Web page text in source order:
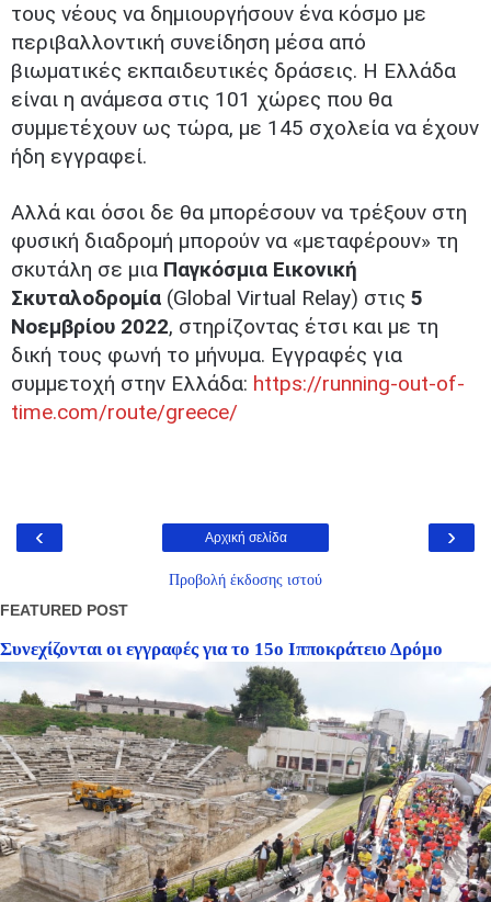
τους νέους να δημιουργήσουν ένα κόσμο με
περιβαλλοντική συνείδηση μέσα από
βιωματικές εκπαιδευτικές δράσεις. Η Ελλάδα
είναι η ανάμεσα στις 101 χώρες που θα
συμμετέχουν ως τώρα, με 145 σχολεία να έχουν
ήδη εγγραφεί.
Αλλά και όσοι δε θα μπορέσουν να τρέξουν στη
φυσική διαδρομή μπορούν να «μεταφέρουν» τη
σκυτάλη σε μια Παγκόσμια Εικονική
Σκυταλοδρομία (Global Virtual Relay) στις 5
Νοεμβρίου 2022, στηρίζοντας έτσι και με τη
δική τους φωνή το μήνυμα. Εγγραφές για
συμμετοχή στην Ελλάδα: https://running-out-of-
time.com/route/greece/
‹ ›
Αρχική σελίδα
Προβολή έκδοσης ιστού
FEATURED POST
Συνεχίζονται οι εγγραφές για το 15ο Ιπποκράτειο Δρόμο